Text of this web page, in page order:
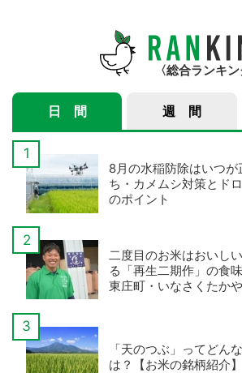
総合ランキ
日 間 週 間
8月の水稲防除はいつが
ち・カメムシ対策とド
のポイント
二度目のお米はおいし
る「再生二期作」の食
東庄町・いなさくたか
「天のつぶ」ってどん
は？【お米の銘柄紹介】